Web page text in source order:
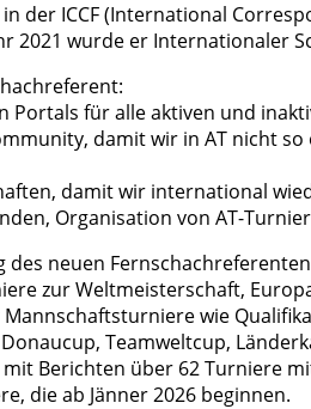
der ICCF (International
2021 wurde er Internationaler
Portals für alle aktiven und
damit wir in AT nicht
damit wir international
Organisation von AT-
des neuen
zur Weltmeisterschaft,
wie
Teamweltcup,
Berichten über 62 Turniere
die ab Jänner 2026 beginnen.